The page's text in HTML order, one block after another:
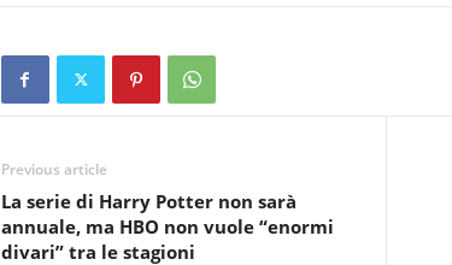
Previous article
La serie di Harry Potter non sarà
annuale, ma HBO non vuole “enormi
divari” tra le stagioni